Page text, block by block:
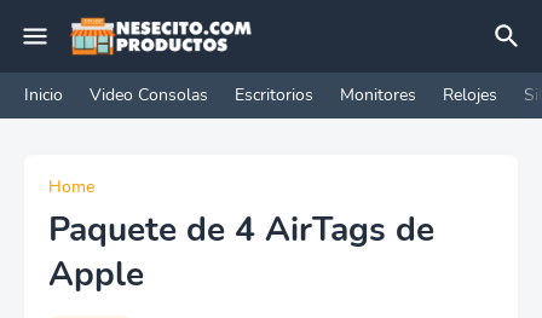
Inicio Video Consolas Escritorios Monitores Relojes
Home
Paquete de 4 AirTags de
Apple